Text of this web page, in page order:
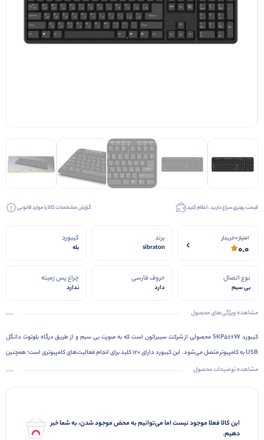
قیمت بهتری سراغ دارید ، اعلام کنید گزارش مشخصات کالا یا موارد قانونی
امتیاز 0 خریدار
0.0
برند
sibraton
کیبورد
بله
نوع اتصال
بی سیم
حروف فارسی
دارد
چراغ پس زمینه
ندارد
مشاهده ویژگی‌های محصول
کیبورد SKP566W محصولی از شرکت سیبراتون است که به صورت بی سیم و از طریق درگاه بلوتوث دانگل
USB به کامپیوتر متصل می‌شود. این کیبورد دارای 120 کلید برای انجام فعالیت‌های کامپیوتری است؛ همچنین
کیبورد SKB566W دارای 15 کلید میانبر برای انجام سریع‌تر کارهاست که در قسمت بالایی کیبورد قرار
باعث بیشترشدن سرعت تایپ و راحتی کاربر هنگام استفاده می‌شود.
مشاهده توضیحات محصول
این کالا فعلا موجود نیست اما می‌توانیم به محض موجود شدن، به شما خبر
دهیم.